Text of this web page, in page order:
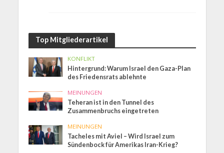
Top Mitgliederartikel
KONFLIKT
Hintergrund: Warum Israel den Gaza-Plan
des Friedensrats ablehnte
MEINUNGEN
Teheran ist in den Tunnel des
Zusammenbruchs eingetreten
MEINUNGEN
Tacheles mit Aviel – Wird Israel zum
Sündenbock für Amerikas Iran-Krieg?